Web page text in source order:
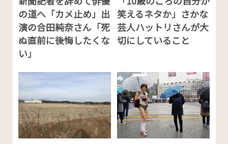
の道へ「カメ止め」出
演の合田純奈さん「死
ぬ直前に後悔したくな
い」
笑えるネタか」さかな
芸人ハットリさんが大
切にしていること